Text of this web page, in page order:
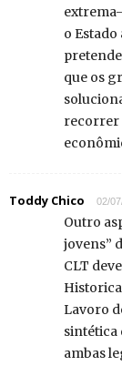
o
que os
recorrer
Toddy Chico 02/
Outro
jovens”
CLT
Lavoro
sintética
ambas